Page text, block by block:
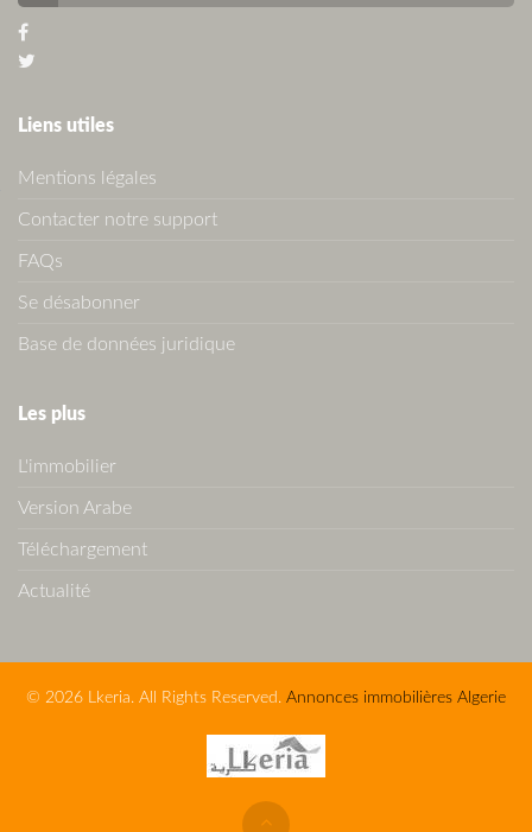
Liens utiles
Mentions légales
Contacter notre support
FAQs
Se désabonner
Base de données juridique
Les plus
L'immobilier
Version Arabe
Téléchargement
Actualité
© 2026 Lkeria. All Rights Reserved. Annonces immobilières Algerie